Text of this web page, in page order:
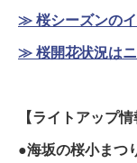
≫ 桜シーズンの
≫ 桜開花状況は
【ライトアップ情
●海坂の桜小まつ